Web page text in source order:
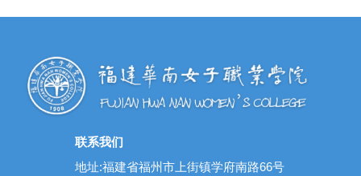
联系我们
地址:福建省福州市上街镇学府南路66号